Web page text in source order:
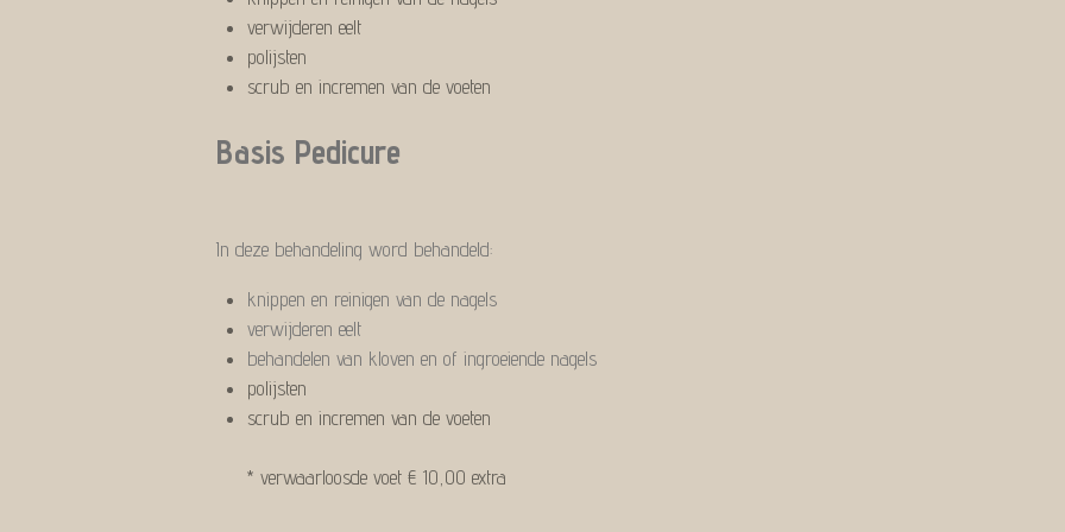
verwijderen eelt
polijsten
scrub en incremen van de voeten
Basis Pedicure
In deze behandeling word behandeld:
knippen en reinigen van de nagels
verwijderen eelt
behandelen van kloven en of ingroeiende nagels
polijsten
scrub en incremen van de voeten
* verwaarloosde voet € 10,00 extra